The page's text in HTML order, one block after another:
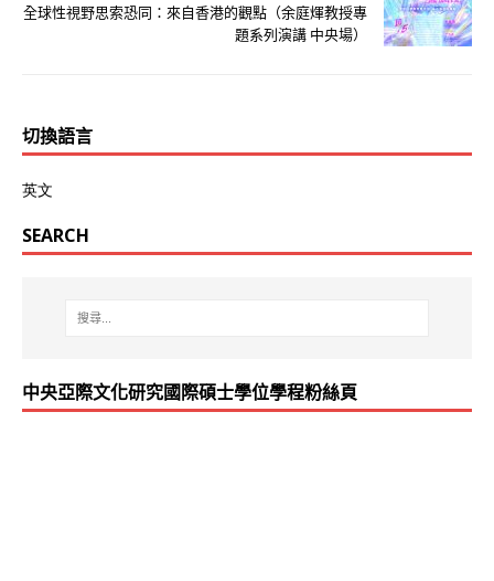
全球性視野思索恐同：來自香港的觀點（余庭煇教授專
題系列演講 中央場）
切換語言
英文
SEARCH
中央亞際文化研究國際碩士學位學程粉絲頁